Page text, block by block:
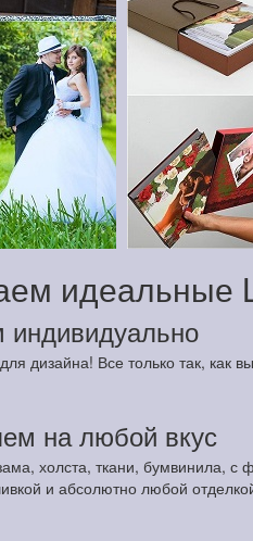
идеальные
индивидуально
дизайна! Все только так, как
на любой вкус
холста, ткани, бумвинила, с
и абсолютно любой